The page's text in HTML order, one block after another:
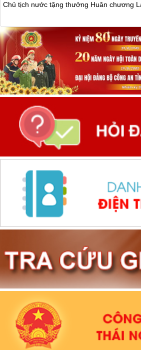
Chủ tịch nước tặng thưởng Huân chương